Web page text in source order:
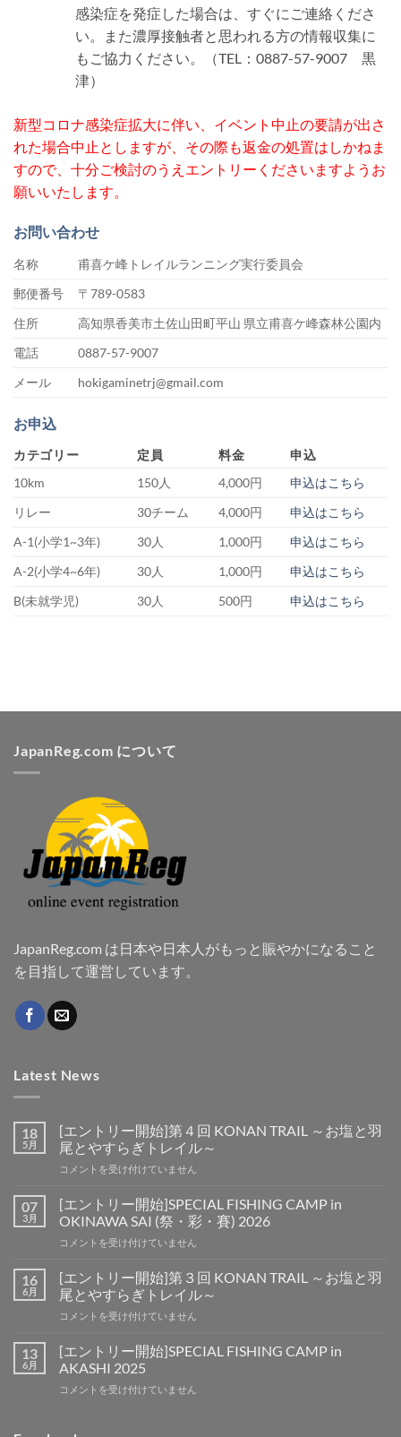
感染症を発症した場合は、すぐにご連絡くださ
い。また濃厚接触者と思われる方の情報収集に
もご協力ください。（TEL：0887-57-9007 黒
津）
新型コロナ感染症拡大に伴い、イベント中止の要請が出さ
れた場合中止としますが、その際も返金の処置はしかねま
すので、十分ご検討のうえエントリーくださいますようお
願いいたします。
お問い合わせ
名称
甫喜ケ峰トレイルランニング実行委員会
郵便番号
〒789-0583
住所
高知県香美市土佐山田町平山 県立甫喜ケ峰森林公園内
電話
0887-57-9007
メール
hokigaminetrj@gmail.com
お申込
カテゴリー 定員 料金
申込
10km
150人 4,000円
申込はこちら
リレー
30チーム 4,000円
申込はこちら
A-1(小学1~3年)
30人 1,000円
申込はこちら
A-2(小学4~6年)
30人 1,000円
申込はこちら
B(未就学児)
30人 500円 申込はこちら
JapanReg.com について
JapanReg.com は日本や日本人がもっと賑やかになること
を目指して運営しています。
Latest News
18
5月
[エントリー開始]第４回 KONAN TRAIL ～お塩と羽
尾とやすらぎトレイル～
[エ
ト
リ
ー
開
第
４
回
KONAN
～
お
と
コメントを受け付けていません
07
3月
[エントリー開始]SPECIAL FISHING CAMP in
OKINAWA SAI (祭・彩・賽) 2026
[エ
ト
リ
ー
開
FISHING
CAMP
OKINAWA
コメントを受け付けていません
16
6月
[エントリー開始]第３回 KONAN TRAIL ～お塩と羽
尾とやすらぎトレイル～
[エ
ト
リ
ー
開
コメントを受け付けていません
13
6月
[エントリー開始]SPECIAL FISHING CAMP in
AKASHI 2025
[エ
コメントを受け付けていません